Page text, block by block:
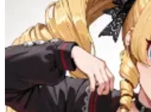
最近の候補一覧は必要なときだ
表示